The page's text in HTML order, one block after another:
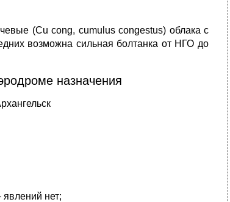
(Cu cong, cumulus congestus) облака с
возможна сильная болтанка от НГО до
назначения
нет;